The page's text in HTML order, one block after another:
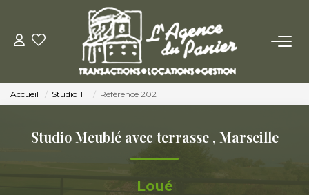
ACHETER
Acheter
Accueil Studio T1 Référence 202
Studio Meublé avec terrasse , Marseille
Loué